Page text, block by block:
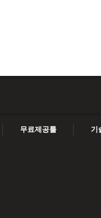
무료제공툴 기